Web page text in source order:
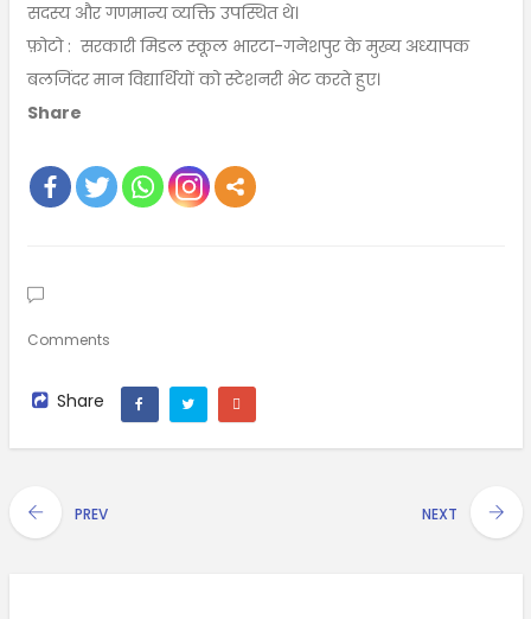
सदस्य और गणमान्य व्यक्ति उपस्थित थे।
फ़ोटो : सरकारी मिडल स्कूल भारटा-गनेशपुर के मुख्य अध्यापक
बलजिंदर मान विद्यार्थियों को स्टेशनरी भेट करते हुए।
Share
Comments
Share
PREV NEXT